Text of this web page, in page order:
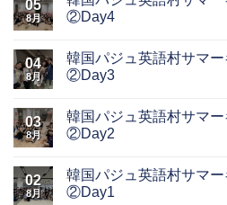
05
8月
②Day4
04
8月
韓国パジュ英語村サマ
②Day3
03
8月
韓国パジュ英語村サマ
②Day2
02
8月
韓国パジュ英語村サマ
②Day1